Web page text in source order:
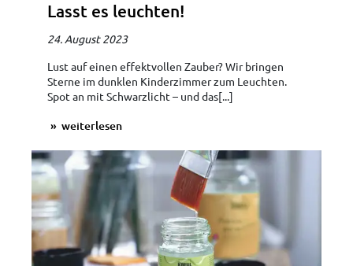
Lasst es leuchten!
24. August 2023
Lust auf einen effektvollen Zauber? Wir bringen
Sterne im dunklen Kinderzimmer zum Leuchten.
Spot an mit Schwarzlicht – und das[...]
weiterlesen